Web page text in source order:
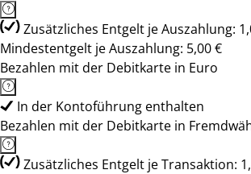
Zusätzliches Entgelt je Auszahlung:
Mindestentgelt je Auszahlung: 5,00 €
Bezahlen mit der Debitkarte in Euro
In der Kontoführung enthalten
Bezahlen mit der Debitkarte in
Zusätzliches Entgelt je Transaktion: